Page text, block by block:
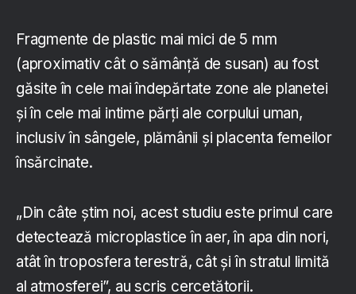
Fragmente de plastic mai mici de 5 mm
(aproximativ cât o sămânță de susan) au fost
găsite în cele mai îndepărtate zone ale planetei
și în cele mai intime părți ale corpului uman,
inclusiv în sângele, plămânii și placenta femeilor
însărcinate.
„Din câte știm noi, acest studiu este primul care
detectează microplastice în aer, în apa din nori,
atât în troposfera terestră, cât și în stratul limită
al atmosferei”, au scris cercetătorii.